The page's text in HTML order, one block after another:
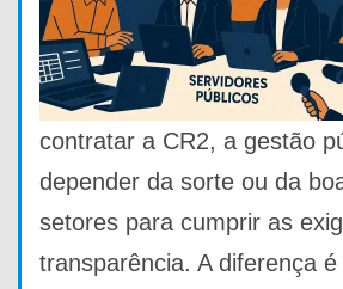
contratar a CR2, a gestão
depender da sorte ou da
setores para cumprir as
transparência. A diferença